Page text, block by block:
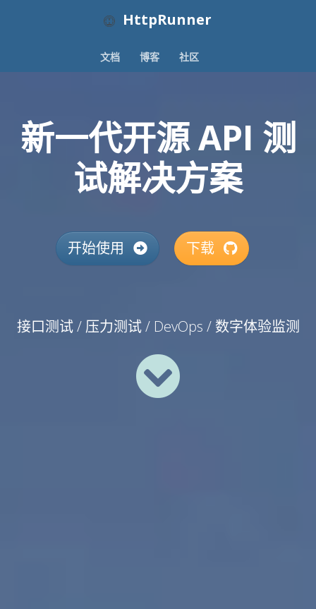
HttpRunner
文档 博客 社区
新一代开源 API 测
试解决方案
开始使用 下载
接口测试 / 压力测试 / DevOps / 数字体验监测